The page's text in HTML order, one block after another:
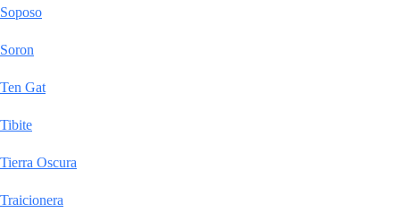
Soposo
Soron
Ten Gat
Tibite
Tierra Oscura
Traicionera